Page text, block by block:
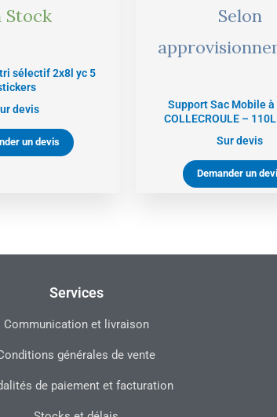
Stock
sélectif 2x8l yc 5
devis
un devis
Selon
Support Sac Mobile
COLLECROULE –
Sur devis
Demander un
Services
Communication et livraison
générales de vente
de paiement et facturation